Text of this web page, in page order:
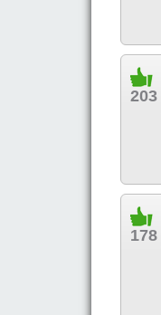
203
178